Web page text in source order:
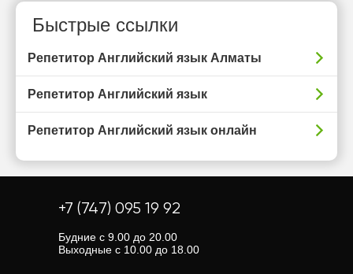
Быстрые ссылки
Репетитор Английский язык Алматы
Репетитор Английский язык
Репетитор Английский язык онлайн
+7 (747) 095 19 92
Будние с 9.00 до 20.00
Выходные с 10.00 до 18.00